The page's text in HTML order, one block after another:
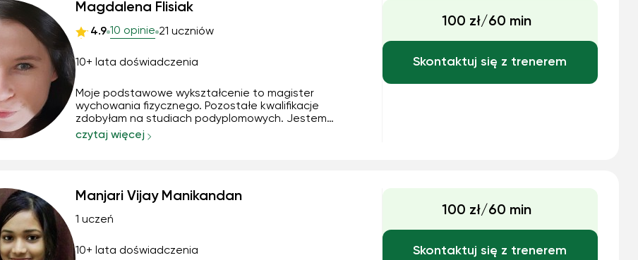
Magdalena Flisiak
4.9 10 opinie 21 uczniów
10+ lata doświadczenia
Moje podstawowe wykształcenie to magister
wychowania fizycznego. Pozostałe kwalifikacje
zdobyłam na studiach podyplomowych. Jestem
nauczycielem od 11 lat, kocham pracę z dziećmi i
czytaj więcej
100 zł/60 min
Skontaktuj się z trenerem
Manjari Vijay Manikandan
1 uczeń
10+ lata doświadczenia
100 zł/60 min
Skontaktuj się z trenerem